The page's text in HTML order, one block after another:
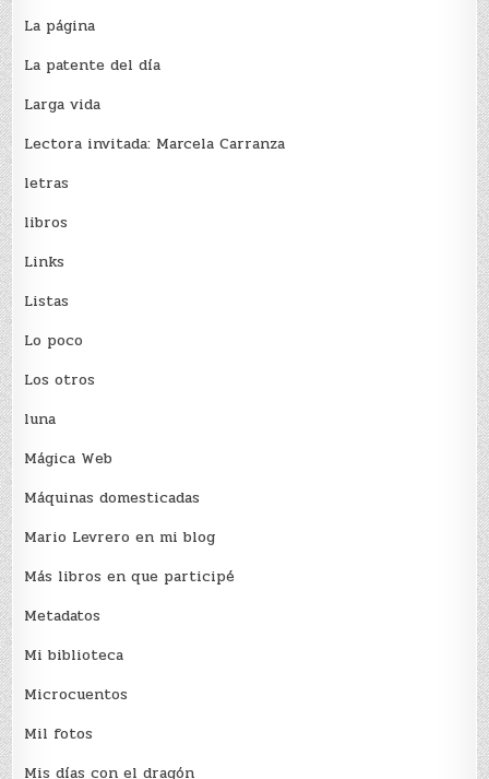
La página
La patente del día
Larga vida
Lectora invitada: Marcela Carranza
letras
libros
Links
Listas
Lo poco
Los otros
luna
Mágica Web
Máquinas domesticadas
Mario Levrero en mi blog
Más libros en que participé
Metadatos
Mi biblioteca
Microcuentos
Mil fotos
Mis días con el dragón